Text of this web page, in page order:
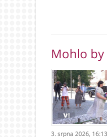
Mohlo by
3. srpna 2026, 16:13